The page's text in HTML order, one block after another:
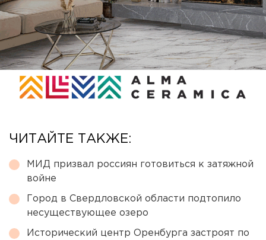
ЧИТАЙТЕ ТАКЖЕ:
МИД призвал россиян готовиться к затяжной
войне
Город в Свердловской области подтопило
несуществующее озеро
Исторический центр Оренбурга застроят по